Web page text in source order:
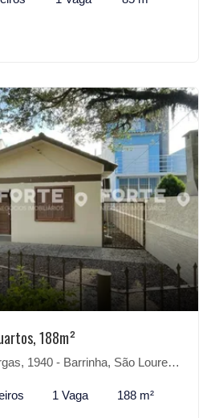
188m²
- Barrinha, São Lourenço do Sul-RS
1 Vaga 188 m²